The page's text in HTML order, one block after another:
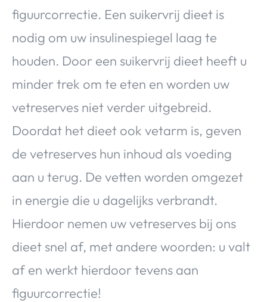
figuurcorrectie. Een suikervrij dieet is
nodig om uw insulinespiegel laag te
houden. Door een suikervrij dieet heeft u
minder trek om te eten en worden uw
vetreserves niet verder uitgebreid.
Doordat het dieet ook vetarm is, geven
de vetreserves hun inhoud als voeding
aan u terug. De vetten worden omgezet
in energie die u dagelijks verbrandt.
Hierdoor nemen uw vetreserves bij ons
dieet snel af, met andere woorden: u valt
af en werkt hierdoor tevens aan
figuurcorrectie!